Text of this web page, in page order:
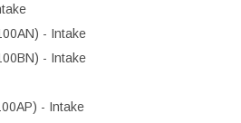
- Intake
- Intake
- Intake